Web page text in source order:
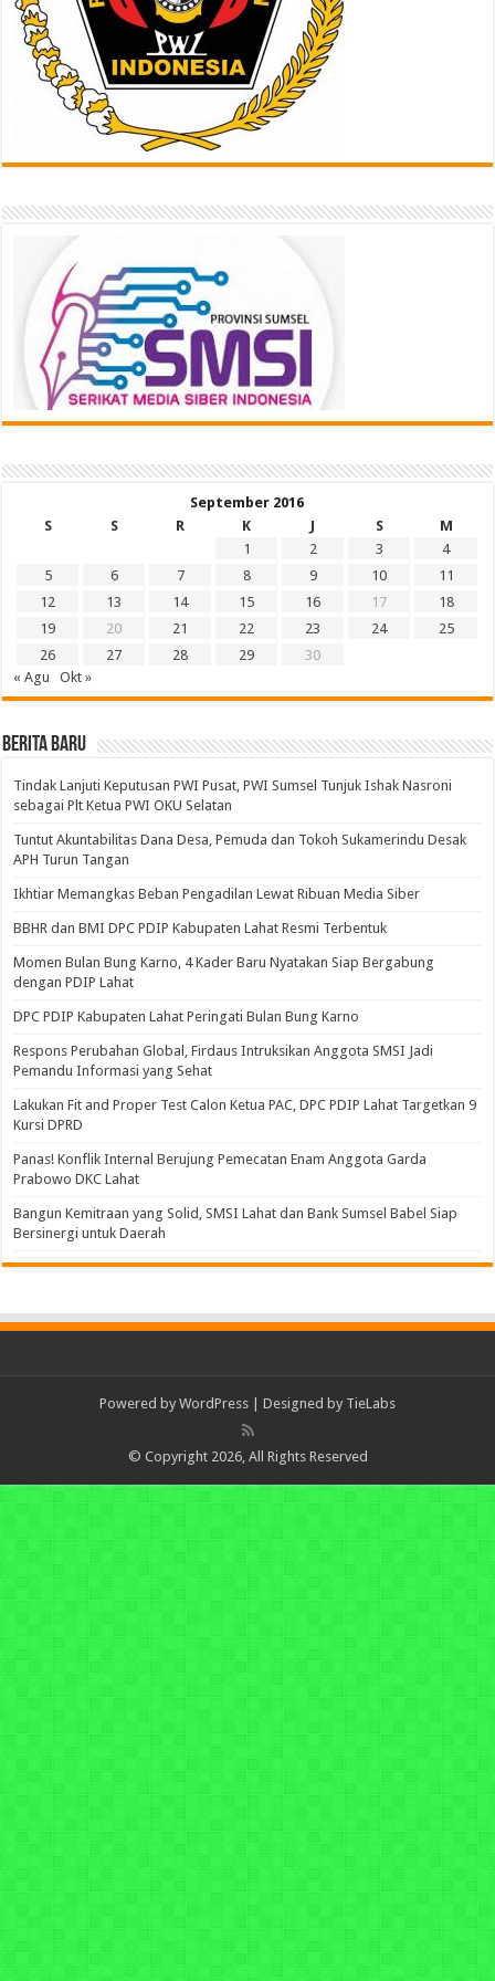
September 2016
S
S R K J S
M
1
2 3
4
5
6 7 8 9 10
11
12
13 14 15 16 17
18
19
20 21 22 23 24
25
26
27 28 29
30
« Agu
Okt »
BERITA BARU
Tindak Lanjuti Keputusan PWI Pusat, PWI Sumsel Tunjuk Ishak Nasroni
sebagai Plt Ketua PWI OKU Selatan
Tuntut Akuntabilitas Dana Desa, Pemuda dan Tokoh Sukamerindu Desak
APH Turun Tangan
Ikhtiar Memangkas Beban Pengadilan Lewat Ribuan Media Siber
BBHR dan BMI DPC PDIP Kabupaten Lahat Resmi Terbentuk
Momen Bulan Bung Karno, 4 Kader Baru Nyatakan Siap Bergabung
dengan PDIP Lahat
DPC PDIP Kabupaten Lahat Peringati Bulan Bung Karno
Respons Perubahan Global, Firdaus Intruksikan Anggota SMSI Jadi
Pemandu Informasi yang Sehat
Lakukan Fit and Proper Test Calon Ketua PAC, DPC PDIP Lahat Targetkan 9
Kursi DPRD
Panas! Konflik Internal Berujung Pemecatan Enam Anggota Garda
Prabowo DKC Lahat
Bangun Kemitraan yang Solid, SMSI Lahat dan Bank Sumsel Babel Siap
Bersinergi untuk Daerah
Powered by WordPress | Designed by TieLabs
© Copyright 2026, All Rights Reserved